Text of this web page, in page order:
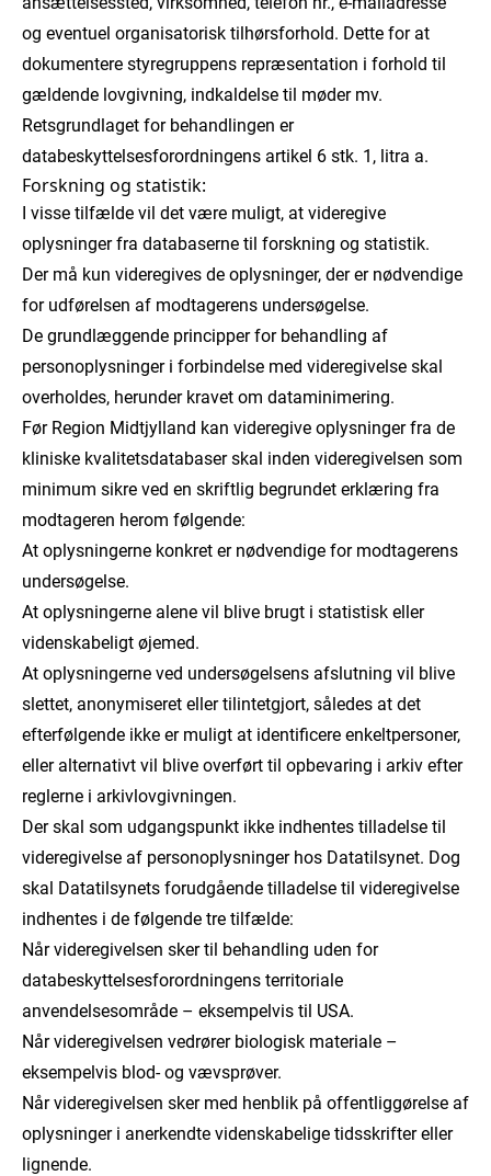
og eventuel organisatorisk tilhørsforhold. Dette for at
dokumentere styregruppens repræsentation i forhold til
gældende lovgivning, indkaldelse til møder mv.
Retsgrundlaget for behandlingen er
databeskyttelsesforordningens artikel 6 stk. 1, litra a.
Forskning og statistik:
I visse tilfælde vil det være muligt, at videregive
oplysninger fra databaserne til forskning og statistik.
Der må kun videregives de oplysninger, der er nødvendige
for udførelsen af modtagerens undersøgelse.
De grundlæggende principper for behandling af
personoplysninger i forbindelse med videregivelse skal
overholdes, herunder kravet om dataminimering.
Før Region Midtjylland kan videregive oplysninger fra de
kliniske kvalitetsdatabaser skal inden videregivelsen som
minimum sikre ved en skriftlig begrundet erklæring fra
modtageren herom følgende:
At oplysningerne konkret er nødvendige for modtagerens
undersøgelse.
At oplysningerne alene vil blive brugt i statistisk eller
videnskabeligt øjemed.
At oplysningerne ved undersøgelsens afslutning vil blive
slettet, anonymiseret eller tilintetgjort, således at det
efterfølgende ikke er muligt at identificere enkeltpersoner,
eller alternativt vil blive overført til opbevaring i arkiv efter
reglerne i arkivlovgivningen.
Der skal som udgangspunkt ikke indhentes tilladelse til
videregivelse af personoplysninger hos Datatilsynet. Dog
skal Datatilsynets forudgående tilladelse til videregivelse
indhentes i de følgende tre tilfælde:
Når videregivelsen sker til behandling uden for
databeskyttelsesforordningens territoriale
anvendelsesområde – eksempelvis til USA.
Når videregivelsen vedrører biologisk materiale –
eksempelvis blod- og vævsprøver.
Når videregivelsen sker med henblik på offentliggørelse af
oplysninger i anerkendte videnskabelige tidsskrifter eller
lignende.